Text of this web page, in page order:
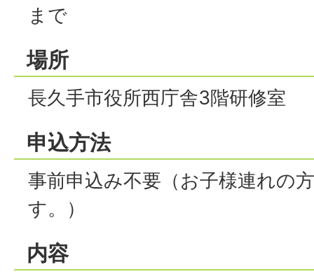
まで
場所
長久手市役所西庁舎3階研修室
申込方法
事前申込み不要（お子様連れの
す。）
内容